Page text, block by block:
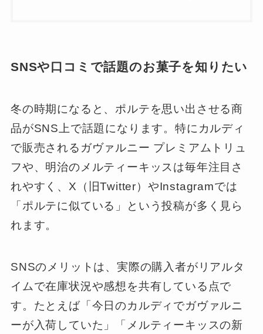
SNSや口コミで話題のお菓子を知りたい
冬の時期になると、ポルテを思い出させる商
品がSNS上で話題になります。特にカルディ
で販売されるガヴァルニー プレミアムトリュ
フや、明治のメルティーキッスは毎年注目さ
れやすく、X（旧Twitter）やInstagramでは
「ポルテに似ている」という投稿が多く見ら
れます。
SNSのメリットは、実際の購入者がリアルタ
イムで在庫状況や感想を共有している点で
す。たとえば「今日のカルディでガヴァルニ
ーが入荷していた」「メルティーキッスの新